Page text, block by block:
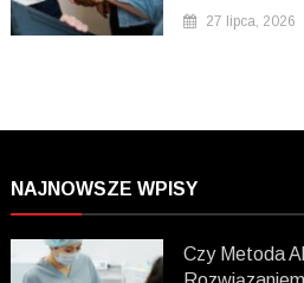
27 lipca, 2026
NAJNOWSZE WPISY
Czy Metoda